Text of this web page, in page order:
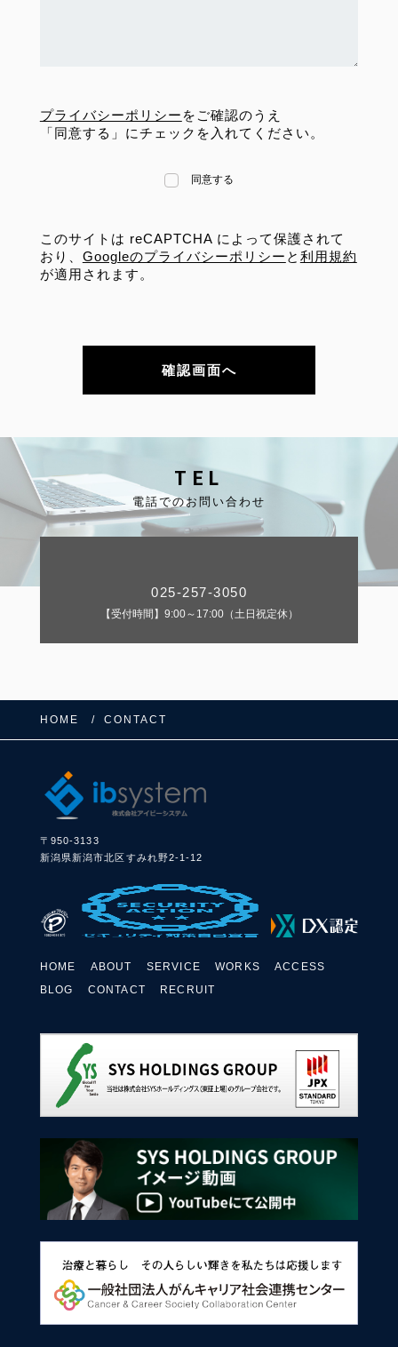
プライバシーポリシー をご確認のうえ
「同意する」にチェックを入れてください。
同意する
このサイトは reCAPTCHA によって保護されて
おり、 Googleのプライバシーポリシー と 利用規約
が適用されます。
TEL
電話でのお問い合わせ
025-257-3050
【受付時間】9:00～17:00（土日祝定休）
HOME CONTACT
〒950-3133
新潟県新潟市北区すみれ野2-1-12
HOME ABOUT SERVICE WORKS
ACCESS
BLOG
CONTACT RECRUIT